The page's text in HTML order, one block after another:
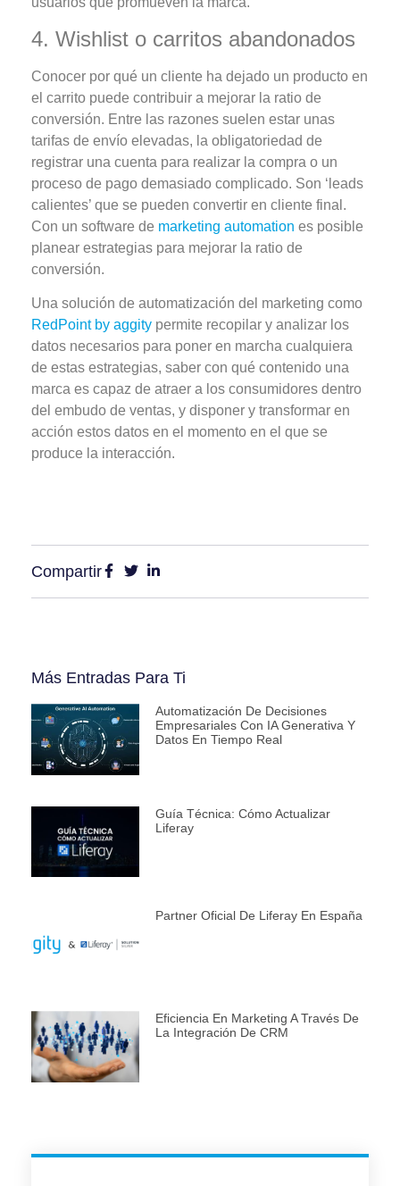
4. Wishlist o carritos abandonados
Conocer por qué un cliente ha dejado un producto en
el carrito puede contribuir a mejorar la ratio de
conversión. Entre las razones suelen estar unas
tarifas de envío elevadas, la obligatoriedad de
registrar una cuenta para realizar la compra o un
proceso de pago demasiado complicado. Son ‘leads
calientes’ que se pueden convertir en cliente final.
Con un software de marketing automation es posible
planear estrategias para mejorar la ratio de
conversión.
Una solución de automatización del marketing como
RedPoint by aggity permite recopilar y analizar los
datos necesarios para poner en marcha cualquiera
de estas estrategias, saber con qué contenido una
marca es capaz de atraer a los consumidores dentro
del embudo de ventas, y disponer y transformar en
acción estos datos en el momento en el que se
produce la interacción.
Compartir
Más Entradas Para Ti
Automatización De Decisiones
Empresariales Con IA Generativa Y
Datos En Tiempo Real
Guía Técnica: Cómo Actualizar
Liferay
Partner Oficial De Liferay En España
Eficiencia En Marketing A Través De
La Integración De CRM